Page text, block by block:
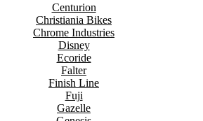
Centurion
Christiania Bikes
Chrome Industries
Disney
Ecoride
Falter
Finish Line
Fuji
Gazelle